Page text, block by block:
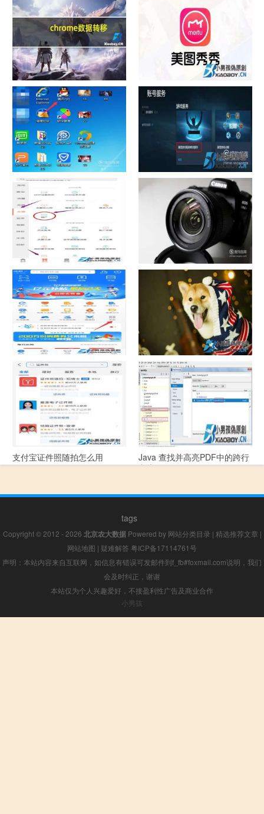
chrome数据转移 怎样给照片换背景
如何看认识QQ好友具体多少天
了
战网怎么修改昵称？
中国联通手机营业厅销户操作
指引
摄影作品的欣赏方法
支付宝怎么拍违章挣钱？
宠物定位器app开发可以解决哪
些问题？
支付宝证件照随拍怎么用
Java 查找并高亮PDF中的跨行
文本
tags
Copyright © 2012 - 2026 北京农大数据Powered by 网站分类目录 | 精选推荐文章 |
网站地图 | 疑难解答 粤ICP备17114761号
声明：本站内容来自互联网，如信息有错误可发邮件到f_fb#foxmail.com说明，我们
会及时纠正，谢谢
本站仅为个人兴趣爱好，不接盈利性广告及商业合作
小男孩